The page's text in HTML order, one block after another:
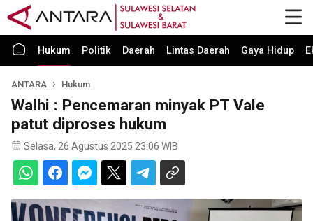
Hukum Politik Daerah Lintas Daerah Gaya Hidup
ANTARA Hukum
Walhi : Pencemaran minyak PT Vale
patut diproses hukum
Selasa, 26 Agustus 2025 23:06 WIB